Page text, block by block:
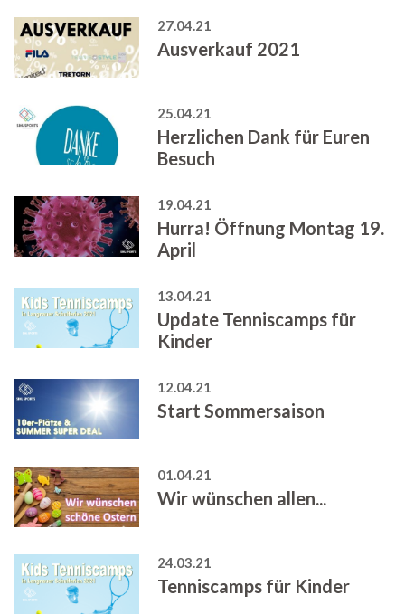
27.04.21
Ausverkauf 2021
25.04.21
Herzlichen Dank für Euren
Besuch
19.04.21
Hurra! Öffnung Montag 19.
April
13.04.21
Update Tenniscamps für
Kinder
12.04.21
Start Sommersaison
01.04.21
Wir wünschen allen...
24.03.21
Tenniscamps für Kinder